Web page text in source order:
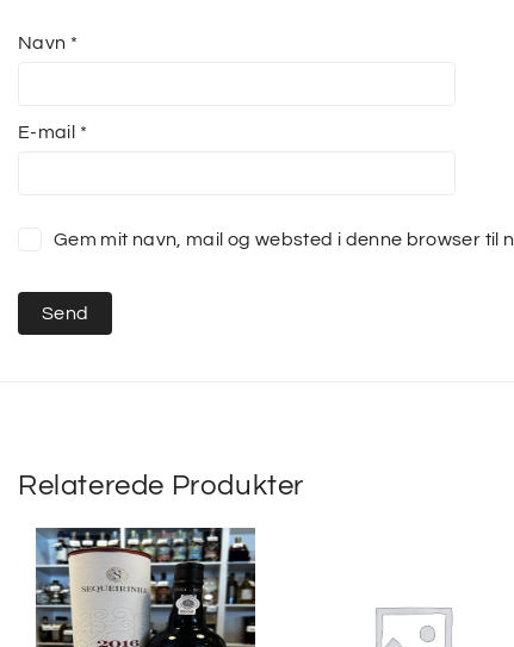
Navn *
E-mail *
Gem mit navn, mail og websted i denne browser til
Relaterede Produkter